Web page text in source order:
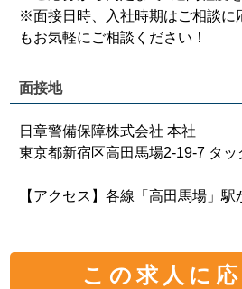
※面接日時、入社時期はご相談に
もお気軽にご相談ください！
面接地
日章警備保障株式会社 本社
東京都新宿区高田馬場2-19-7 タ
【アクセス】各線「高田馬場」駅
この求人に